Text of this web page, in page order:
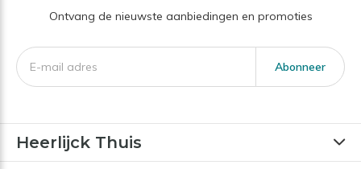
Ontvang de nieuwste aanbiedingen en promoties
Abonneer
Heerlijck Thuis